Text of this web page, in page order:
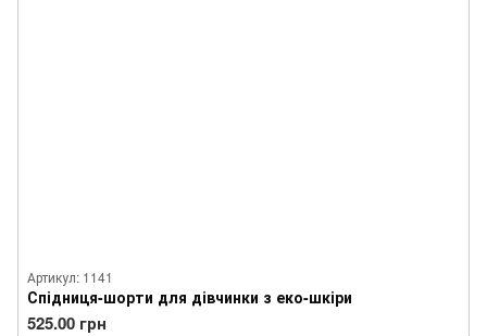
Артикул: 1141
Спідниця-шорти для дівчинки з еко-шкіри
525.00 грн